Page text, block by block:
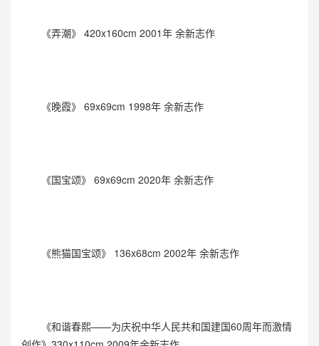
《弄潮》 420x160cm 2001年 余新志作
《晚霞》 69x69cm 1998年 余新志作
《国宝颂》 69x69cm 2020年 余新志作
《熊猫国宝颂》 136x68cm 2002年 余新志作
《和谐春熙——为庆祝中华人民共和国建国60周年而激情